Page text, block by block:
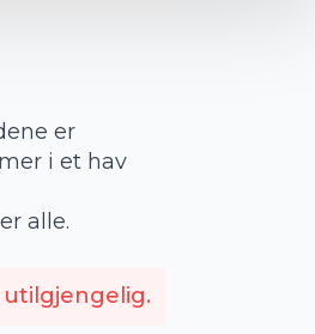
er
i et hav
alle.